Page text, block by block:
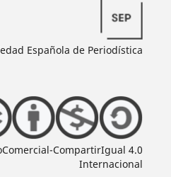
Española de Periodística
CompartirIgual 4.0
Internacional